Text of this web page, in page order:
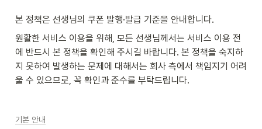
본 정책은 선생님의 쿠폰 발행·발급 기준을 안내합니다.
원활한 서비스 이용을 위해, 모든 선생님께서는 서비스 이용 전
에 반드시 본 정책을 확인해 주시길 바랍니다. 본 정책을 숙지하
지 못하여 발생하는 문제에 대해서는 회사 측에서 책임지기 어려
울 수 있으므로, 꼭 확인과 준수를 부탁드립니다.
기본 안내